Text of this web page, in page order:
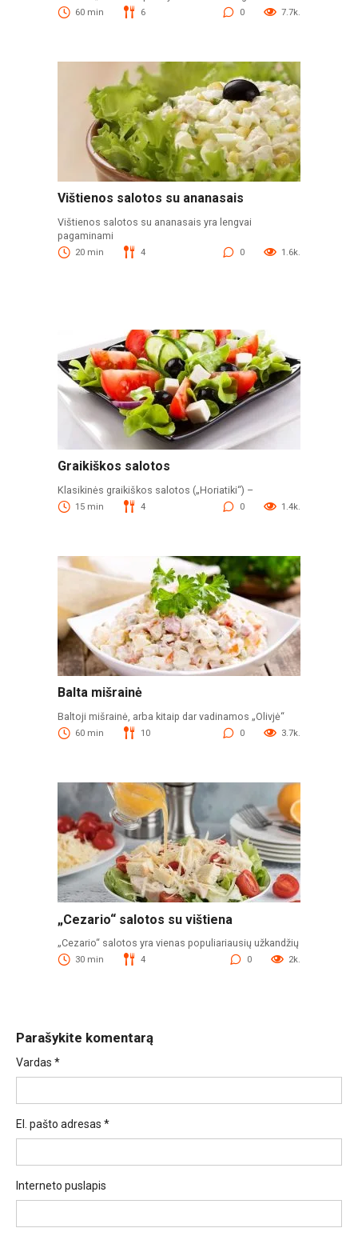
60 min 6 0 7.7k.
Vištienos salotos su ananasais
Vištienos salotos su ananasais yra lengvai
pagaminami
20 min 4 0 1.6k.
Graikiškos salotos
Klasikinės graikiškos salotos („Horiatiki“) –
15 min 4 0 1.4k.
Balta mišrainė
Baltoji mišrainė, arba kitaip dar vadinamos „Olivjė“
60 min 10 0 3.7k.
„Cezario“ salotos su vištiena
„Cezario“ salotos yra vienas populiariausių užkandžių
30 min 4 0 2k.
Parašykite komentarą
Vardas *
El. pašto adresas *
Interneto puslapis